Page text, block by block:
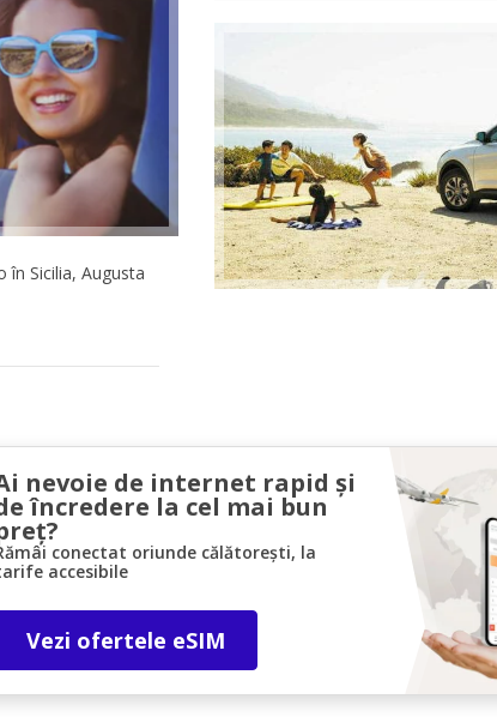
furnizorilor
în Sicilia, Augusta
nevoie de internet rapid și
încredere la cel mai bun
conectat oriunde călătorești, la
accesibile
Vezi ofertele eSIM